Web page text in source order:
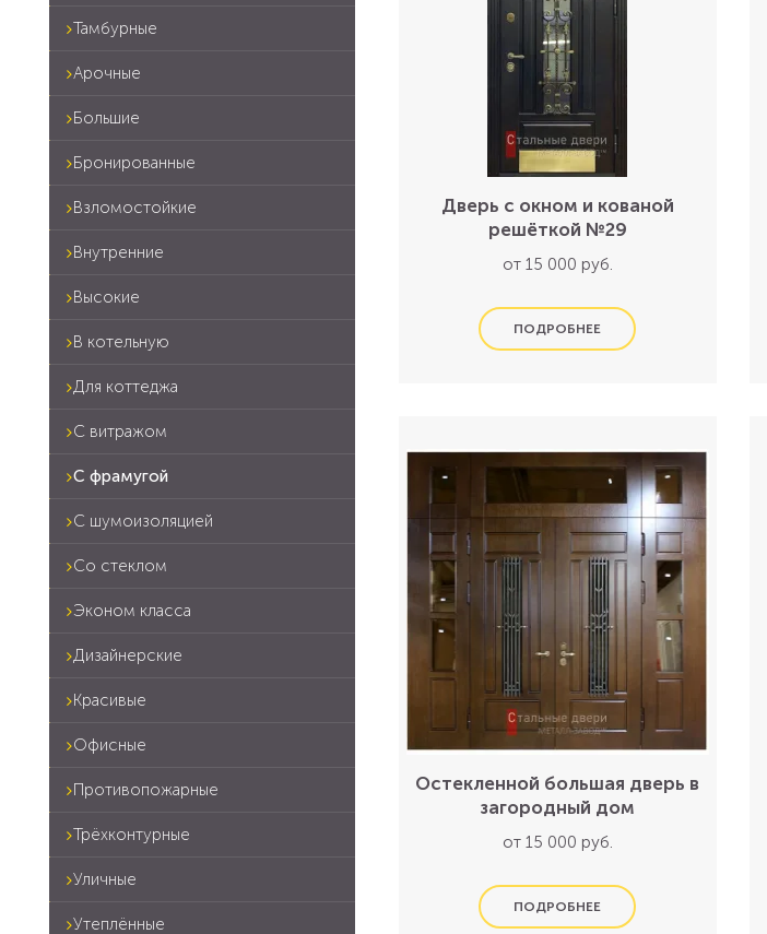
Тамбурные
Арочные
Большие
Бронированные
Взломостойкие
Внутренние
Высокие
В котельную
Для коттеджа
С витражом
С фрамугой
С шумоизоляцией
Со стеклом
Эконом класса
Дизайнерские
Красивые
Офисные
Противопожарные
Трёхконтурные
Уличные
Утеплённые
Дверь с окном и кованой
решёткой №29
от 15 000 руб.
Остекленной большая дверь в
загородный дом
от 15 000 руб.